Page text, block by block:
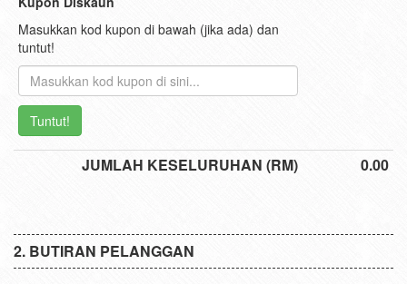
Masukkan kod kupon di bawah (jika ada) dan
tuntut!
Tuntut!
JUMLAH KESELURUHAN (RM) 0.00
BUTIRAN PELANGGAN